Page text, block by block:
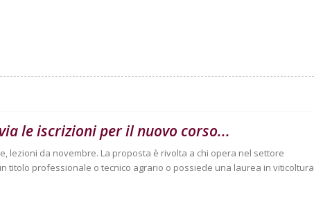
le iscrizioni per il nuovo corso...
lezioni da novembre. La proposta è rivolta a chi opera nel settore
titolo professionale o tecnico agrario o possiede una laurea in viticoltura